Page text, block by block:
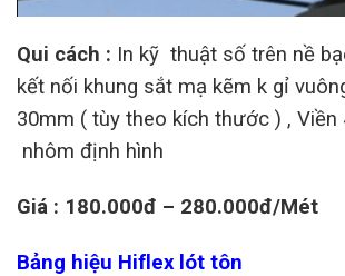
Qui cách : In kỹ thuật số trên nề
kết nối khung sắt mạ kẽm k gỉ
30mm ( tùy theo kích thước ) , Viền
nhôm định hình
Giá : 180.000đ – 280.000đ/Mét
Bảng hiệu Hiflex lót tôn